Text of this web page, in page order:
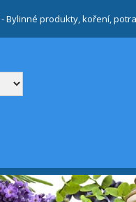
- Bylinné produkty, koření,